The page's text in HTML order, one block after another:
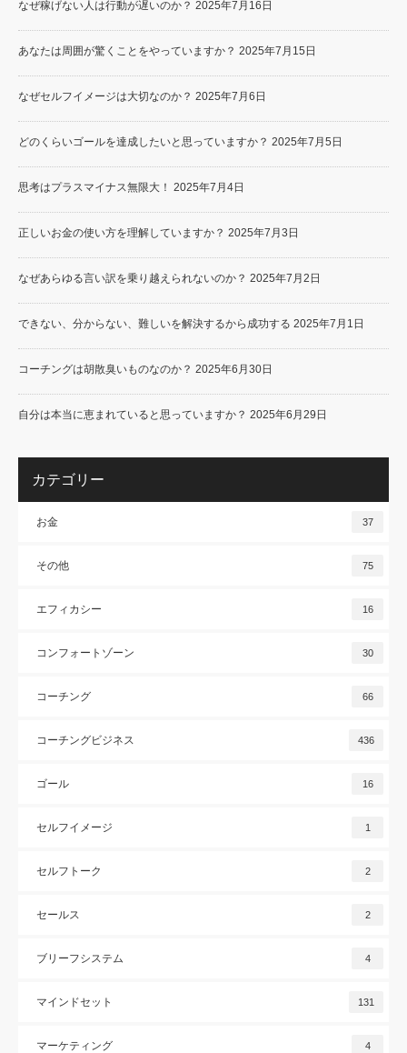
なぜ稼げない人は行動が遅いのか？ 2025年7月16日
あなたは周囲が驚くことをやっていますか？ 2025年7月15日
なぜセルフイメージは大切なのか？ 2025年7月6日
どのくらいゴールを達成したいと思っていますか？ 2025年7月5日
思考はプラスマイナス無限大！ 2025年7月4日
正しいお金の使い方を理解していますか？ 2025年7月3日
なぜあらゆる言い訳を乗り越えられないのか？ 2025年7月2日
できない、分からない、難しいを解決するから成功する 2025年7月1日
コーチングは胡散臭いものなのか？ 2025年6月30日
自分は本当に恵まれていると思っていますか？ 2025年6月29日
カテゴリー
お金 37
その他 75
エフィカシー 16
コンフォートゾーン 30
コーチング 66
コーチングビジネス 436
ゴール 16
セルフイメージ 1
セルフトーク 2
セールス 2
ブリーフシステム 4
マインドセット 131
マーケティング 4